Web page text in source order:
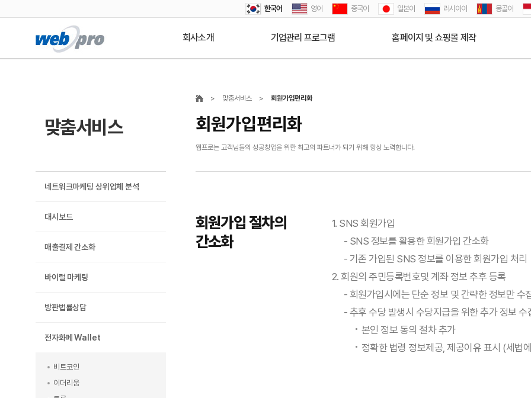
한국어 영어 중국어 일본어 러시아어 몽골어
회사소개 기업관리 프로그램 홈페이지 및 쇼핑몰 제작
맞춤서비스
네트워크마케팅 상위업체 분석
대시보드
매출결제 간소화
바이럴 마케팅
방판법률상담
전자화폐 Wallet
비트코인
이더리움
> 맞춤서비스 > 회원가입편리화
회원가입편리화
웹프로는 고객님들의 성공창업을 위한 최고의 파트너가 되기 위해 항상 노력합니다.
회원가입 절차의
간소화
1. SNS 회원가입
- SNS 정보를 활용한 회원가입 간소화
- 기존 가입된 SNS 정보를 이용한 회원가입 처리
2. 회원의 주민등록번호및 계좌 정보 추후 등록
- 회원가입시에는 단순 정보 및 간략한 정보만 수
- 추후 수당 발생시 수당지급을 위한 추가 정보 수
본인 정보 동의 절차 추가
정확한 법령 정보제공, 제공이유 표시 (세법